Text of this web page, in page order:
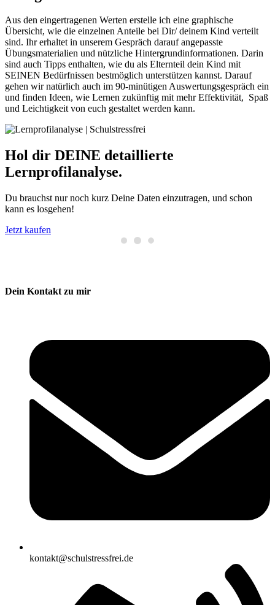
Aus den eingertragenen Werten erstelle ich eine graphische
Übersicht, wie die einzelnen Anteile bei Dir/ deinem Kind verteilt
sind. Ihr erhaltet in unserem Gespräch darauf angepasste
Übungsmaterialien und nützliche Hintergrundinformationen. Darin
sind auch Tipps enthalten, wie du als Elternteil dein Kind mit
SEINEN Bedürfnissen bestmöglich unterstützen kannst. Darauf
gehen wir natürlich auch im 90-minütigen Auswertungsgespräch ein
und finden Ideen, wie Lernen zukünftig mit mehr Effektivität, Spaß
und Leichtigkeit von euch gestaltet werden kann.
Hol dir DEINE detaillierte
Lernprofilanalyse.
Du brauchst nur noch kurz Deine Daten einzutragen, und schon
kann es losgehen!
Jetzt kaufen
Dein Kontakt zu mir
kontakt@schulstressfrei.de